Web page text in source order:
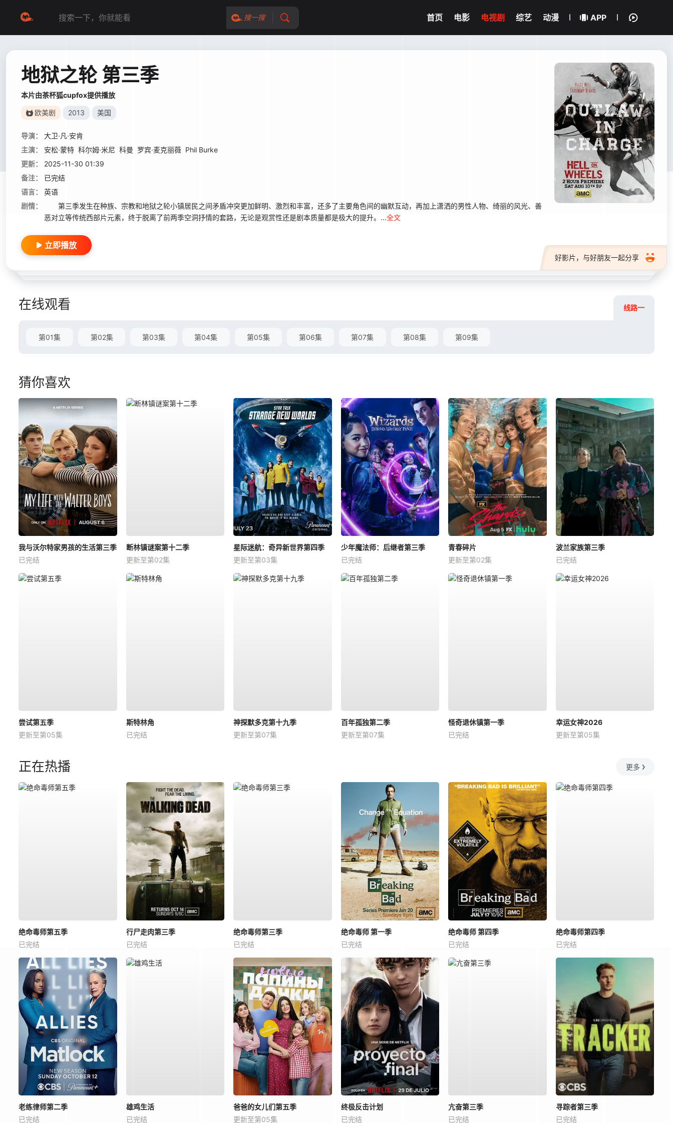
搜一搜 首页 电影 电视剧 综艺 动漫 APP
地狱之轮 第三季
本片由茶杯狐cupfox提供播放
欧美剧 2013 美国
导演：
大卫·凡·安肯
主演：
安松·蒙特 科尔姆·米尼 科曼 罗宾·麦克丽薇 Phil Burke
更新：
2025-11-30 01:39
备注：
已完结
语言：
英语
剧情：
第三季发生在种族、宗教和地狱之轮小镇居民之间矛盾冲突更加鲜明、激烈和丰富，还多了主要角色间的幽默互动，再加上潇洒的男性人物、绮丽的风光、善
恶对立等传统西部片元素，终于脱离了前两季空洞抒情的套路，无论是观赏性还是剧本质量都是极大的提升。...全文
好影片，与好朋友一起分享
立即播放
在线观看 线路一
第01集 第02集 第03集 第04集 第05集 第06集 第07集 第08集 第09集
猜你喜欢
我与沃尔特家男孩的生活第三季
已完结
断林镇谜案第十二季
更新至第02集
星际迷航：奇异新世界第四季
更新至第03集
少年魔法师：后继者第三季
已完结
青春碎片
更新至第02集
波兰家族第三季
已完结
尝试第五季
更新至第05集
斯特林角
已完结
神探默多克第十九季
更新至第07集
百年孤独第二季
更新至第07集
怪奇退休镇第一季
已完结
幸运女神2026
更新至第05集
正在热播 更多
绝命毒师第五季
已完结
行尸走肉第三季
已完结
绝命毒师第三季
已完结
绝命毒师 第一季
已完结
绝命毒师 第四季
已完结
绝命毒师第四季
已完结
老练律师第二季
已完结
雄鸡生活
已完结
爸爸的女儿们第五季
更新至第05集
终极反击计划
已完结
亢奋第三季
已完结
寻踪者第三季
已完结